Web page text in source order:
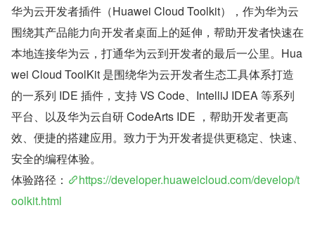
华为云开发者插件（Huawei Cloud Toolkit），作为华为云
围绕其产品能力向开发者桌面上的延伸，帮助开发者快速在
本地连接华为云，打通华为云到开发者的最后一公里。Hua
wei Cloud ToolKit 是围绕华为云开发者生态工具体系打造
的一系列 IDE 插件，支持 VS Code、IntelliJ IDEA 等系列
平台、以及华为云自研 CodeArts IDE ，帮助开发者更高
效、便捷的搭建应用。致力于为开发者提供更稳定、快速、
安全的编程体验。
体验路径：
https://developer.huaweicloud.com/develop/t
oolkit.html